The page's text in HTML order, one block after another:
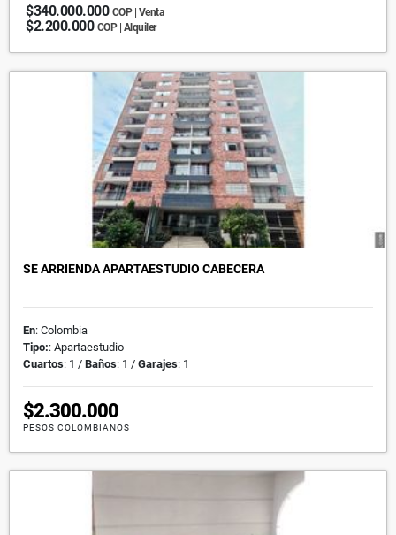
$340.000.000 COP | Venta
$2.200.000 COP | Alquiler
SE ARRIENDA APARTAESTUDIO CABECERA
En: Colombia
Tipo:: Apartaestudio
Cuartos: 1 / Baños: 1 / Garajes: 1
$2.300.000
PESOS COLOMBIANOS